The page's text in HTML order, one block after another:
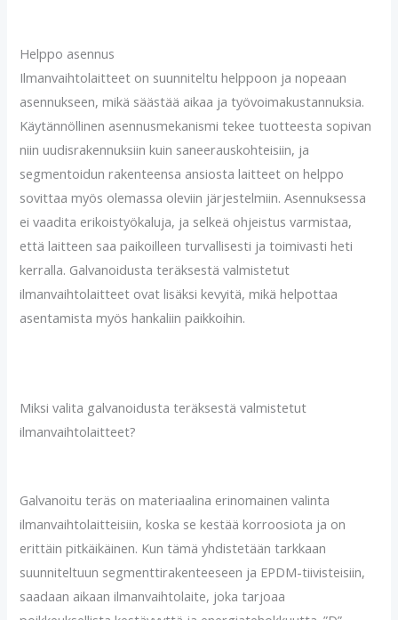
Helppo asennus
Ilmanvaihtolaitteet on suunniteltu helppoon ja nopeaan
asennukseen, mikä säästää aikaa ja työvoimakustannuksia.
Käytännöllinen asennusmekanismi tekee tuotteesta sopivan
niin uudisrakennuksiin kuin saneerauskohteisiin, ja
segmentoidun rakenteensa ansiosta laitteet on helppo
sovittaa myös olemassa oleviin järjestelmiin. Asennuksessa
ei vaadita erikoistyökaluja, ja selkeä ohjeistus varmistaa,
että laitteen saa paikoilleen turvallisesti ja toimivasti heti
kerralla. Galvanoidusta teräksestä valmistetut
ilmanvaihtolaitteet ovat lisäksi kevyitä, mikä helpottaa
asentamista myös hankaliin paikkoihin.
Miksi valita galvanoidusta teräksestä valmistetut
ilmanvaihtolaitteet?
Galvanoitu teräs on materiaalina erinomainen valinta
ilmanvaihtolaitteisiin, koska se kestää korroosiota ja on
erittäin pitkäikäinen. Kun tämä yhdistetään tarkkaan
suunniteltuun segmenttirakenteeseen ja EPDM-tiivisteisiin,
saadaan aikaan ilmanvaihtolaite, joka tarjoaa